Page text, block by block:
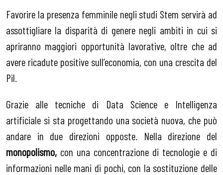
Favorire la presenza femminile negli studi Stem servirà ad
assottigliare la disparità di genere negli ambiti in cui si
apriranno maggiori opportunità lavorative, oltre che ad
avere ricadute positive sull’economia, con una crescita del
Pil.
Grazie alle tecniche di Data Science e Intelligenza
artificiale si sta progettando una società nuova, che può
andare in due direzioni opposte. Nella direzione del
monopolismo, con una concentrazione di tecnologie e di
informazioni nelle mani di pochi, con la sostituzione delle